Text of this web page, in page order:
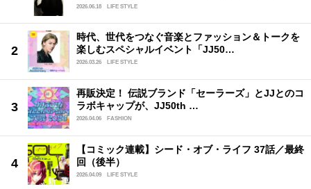
2026.06.18
LIFE STYLE
時代、世代をつなぐ音楽とファッション＆トークを
楽しむスペシャルイベント「JJ50…
2026.03.26 LIFE STYLE
再販決定！ 伝説ブランド「セーラーズ」とJJとのコ
ラボキャップが、JJ50th …
2026.04.06 FASHION
【コミック連載】シード・オブ・ライフ 37話／最終
回（後半）
2026.04.09 LIFE STYLE